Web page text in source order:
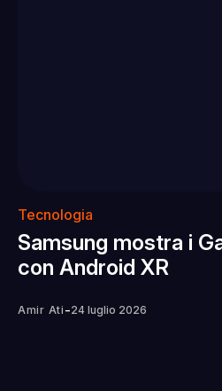
Tecnologia
Samsung mostra i
con Android XR
Amir Ati -24 luglio 2026